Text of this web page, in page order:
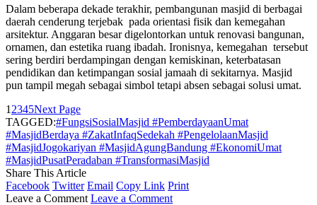
Dalam beberapa dekade terakhir, pembangunan masjid di berbagai
daerah cenderung terjebak pada orientasi fisik dan kemegahan
arsitektur. Anggaran besar digelontorkan untuk renovasi bangunan,
ornamen, dan estetika ruang ibadah. Ironisnya, kemegahan tersebut
sering berdiri berdampingan dengan kemiskinan, keterbatasan
pendidikan dan ketimpangan sosial jamaah di sekitarnya. Masjid
pun tampil megah sebagai simbol tetapi absen sebagai solusi umat.
1 2345Next Page
TAGGED:#FungsiSosialMasjid #PemberdayaanUmat
#MasjidBerdaya #ZakatInfaqSedekah #PengelolaanMasjid
#MasjidJogokariyan #MasjidAgungBandung #EkonomiUmat
#MasjidPusatPeradaban #TransformasiMasjid
Share This Article
Facebook Twitter Email Copy Link Print
Leave a Comment Leave a Comment